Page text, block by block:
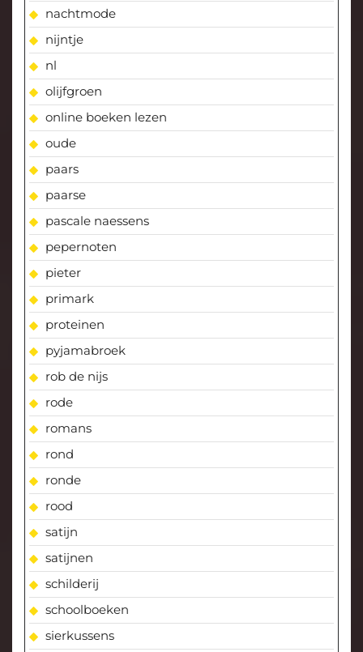
nachtmode
nijntje
nl
olijfgroen
online boeken lezen
oude
paars
paarse
pascale naessens
pepernoten
pieter
primark
proteinen
pyjamabroek
rob de nijs
rode
romans
rond
ronde
rood
satijn
satijnen
schilderij
schoolboeken
sierkussens